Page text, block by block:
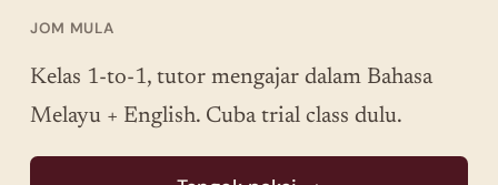
JOM MULA
Kelas 1-to-1, tutor mengajar dalam Bahasa
Melayu + English. Cuba trial class dulu.